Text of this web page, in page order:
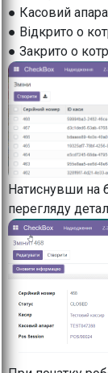
● Касовий
● Відкрито о
● Закрито о
Натиснувши на
перегляду